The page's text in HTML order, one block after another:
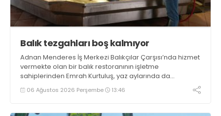
Balık tezgahları boş kalmıyor
Adnan Menderes İş Merkezi Balıkçılar Çarşısı’nda hizmet
vermekte olan bir balık restoranının işletme
sahiplerinden Emrah Kurtuluş, yaz aylarında da
tezgahlarda taze balık bulunduğunu ifade ederek “Yıl
boyunca tezgahlarda taze balık bulmak mümkün
06 Ağustos 2026 Perşembe 13:46